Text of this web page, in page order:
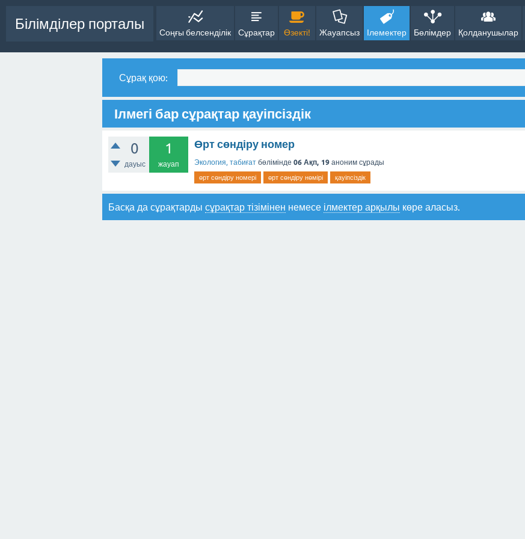
Білімділер порталы
Соңғы белсенділік Сұрақтар Өзекті! Жауапсыз Ілемектер Бөлімдер Қолданушылар
Сұрақ қою:
Ілмегі бар сұрақтар қауіпсіздік
0
дауыс
1
жауап
Өрт сөндіру номер
Экология, табиғат бөлімінде 06 Ақп, 19 аноним сұрады
өрт сөндіру номері өрт сөндіру нөмірі қауіпсіздік
Басқа да сұрақтарды сұрақтар тізімінен немесе ілмектер арқылы көре аласыз.